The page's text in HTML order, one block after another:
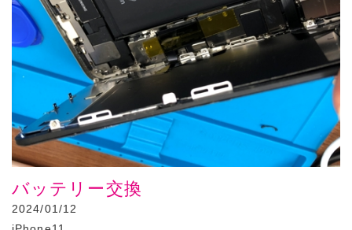
バッテリー交換
2024/01/12